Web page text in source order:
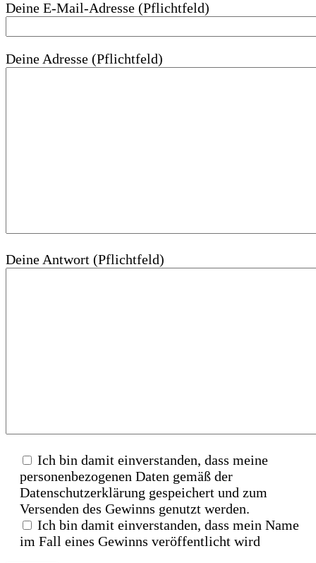
Deine E-Mail-Adresse (Pflichtfeld)
Deine Adresse (Pflichtfeld)
Deine Antwort (Pflichtfeld)
Ich bin damit einverstanden, dass meine
personenbezogenen Daten gemäß der
Datenschutzerklärung gespeichert und zum
Versenden des Gewinns genutzt werden.
Ich bin damit einverstanden, dass mein Name
im Fall eines Gewinns veröffentlicht wird